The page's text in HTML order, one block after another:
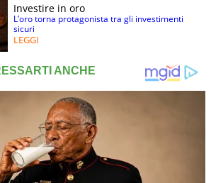
Investire in oro
L’oro torna protagonista tra gli investimenti
sicuri
LEGGI